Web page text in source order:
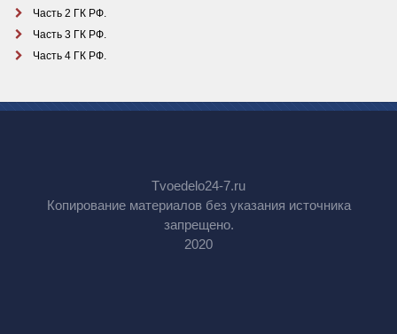
Часть 2 ГК РФ.
Часть 3 ГК РФ.
Часть 4 ГК РФ.
Tvoedelo24-7.ru
Копирование материалов без указания источника
запрещено.
2020